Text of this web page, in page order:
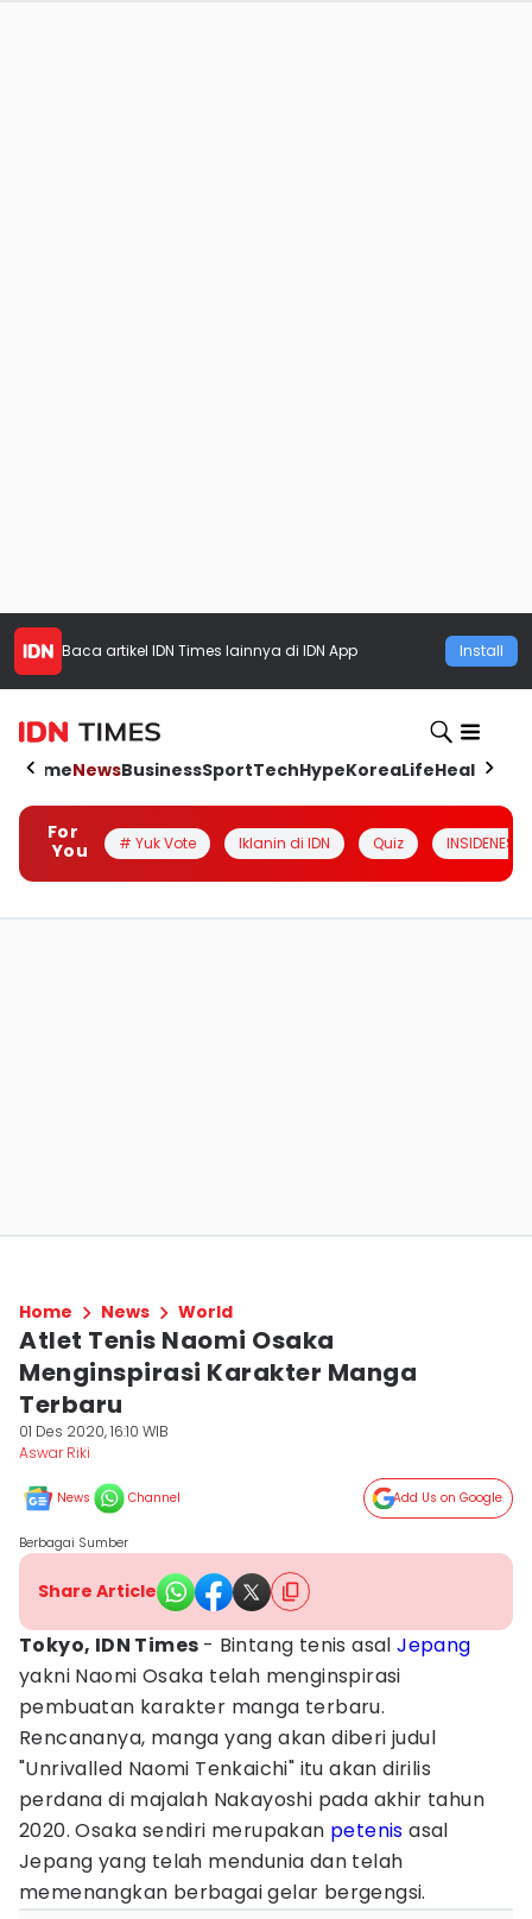
Baca artikel IDN Times lainnya di IDN App Install
HomeNewsBusinessSportTechHypeKoreaLifeHealth
For
You
# Yuk Vote Iklanin di IDN Quiz INSIDENESIA
Home News World
Atlet Tenis Naomi Osaka
Menginspirasi Karakter Manga
Terbaru
01 Des 2020, 16:10 WIB
Aswar Riki
News Channel Add Us on Google
Berbagai Sumber
Share Article
Tokyo, IDN Times - Bintang tenis asalJepang
yakni Naomi Osaka telah menginspirasi
pembuatan karakter manga terbaru.
Rencananya, manga yang akan diberi judul
"Unrivalled Naomi Tenkaichi" itu akan dirilis
perdana di majalah Nakayoshi pada akhir tahun
2020. Osaka sendiri merupakan petenis asal
Jepang yang telah mendunia dan telah
memenangkan berbagai gelar bergengsi.